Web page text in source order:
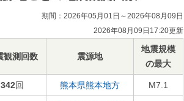
期間：2026年05月01日～2026年08月09日
2026年08月09日17:20更新
観測回数 震源地
地震規模
の最大
342回 熊本県熊本地方 M7.1